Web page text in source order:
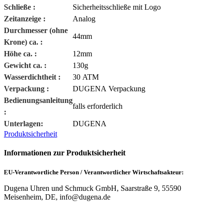
Schließe :
Sicherheitsschließe mit Logo
Zeitanzeige :
Analog
Durchmesser (ohne
Krone) ca. :
44mm
Höhe ca. :
12mm
Gewicht ca. :
130g
Wasserdichtheit :
30 ATM
Verpackung :
DUGENA Verpackung
Bedienungsanleitung
:
falls erforderlich
Unterlagen:
DUGENA
Produktsicherheit
Informationen zur Produktsicherheit
EU-Verantwortliche Person / Verantwortlicher Wirtschaftsakteur:
Dugena Uhren und Schmuck GmbH, Saarstraße 9, 55590
Meisenheim, DE, info@dugena.de